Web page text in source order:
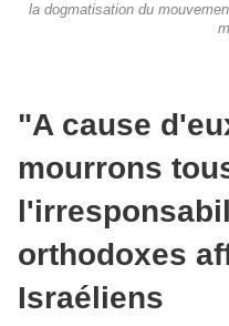
la dogmatisation du
"A cause
mourrons
orthodoxes
Israéliens